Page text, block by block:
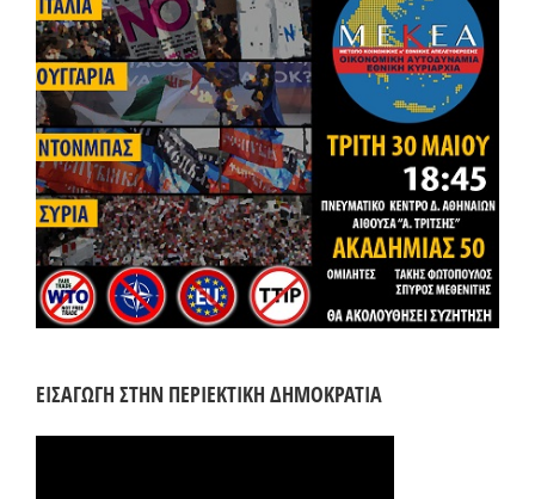
ΕΙΣΑΓΩΓΗ ΣΤΗΝ ΠΕΡΙΕΚΤΙΚΗ ΔΗΜΟΚΡΑΤΙΑ